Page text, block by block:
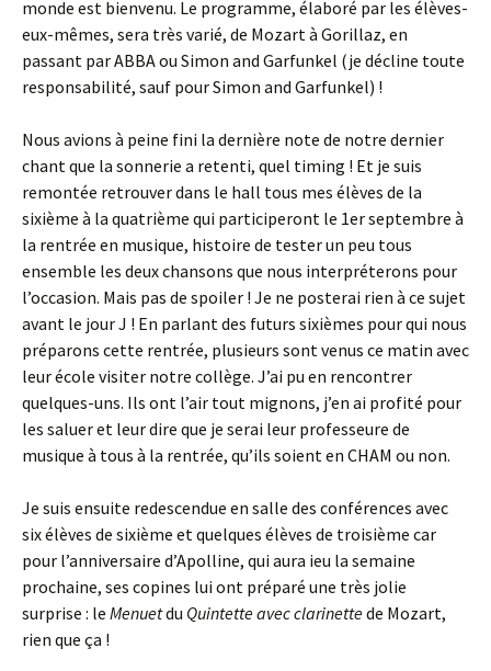
monde est bienvenu. Le programme, élaboré par les élèves-
eux-mêmes, sera très varié, de Mozart à Gorillaz, en
passant par ABBA ou Simon and Garfunkel (je décline toute
responsabilité, sauf pour Simon and Garfunkel) !
Nous avions à peine fini la dernière note de notre dernier
chant que la sonnerie a retenti, quel timing ! Et je suis
remontée retrouver dans le hall tous mes élèves de la
sixième à la quatrième qui participeront le 1er septembre à
la rentrée en musique, histoire de tester un peu tous
ensemble les deux chansons que nous interpréterons pour
l’occasion. Mais pas de spoiler ! Je ne posterai rien à ce sujet
avant le jour J ! En parlant des futurs sixièmes pour qui nous
préparons cette rentrée, plusieurs sont venus ce matin avec
leur école visiter notre collège. J’ai pu en rencontrer
quelques-uns. Ils ont l’air tout mignons, j’en ai profité pour
les saluer et leur dire que je serai leur professeure de
musique à tous à la rentrée, qu’ils soient en CHAM ou non.
Je suis ensuite redescendue en salle des conférences avec
six élèves de sixième et quelques élèves de troisième car
pour l’anniversaire d’Apolline, qui aura ieu la semaine
prochaine, ses copines lui ont préparé une très jolie
surprise : le Menuetdu Quintette avec clarinettede Mozart,
rien que ça !